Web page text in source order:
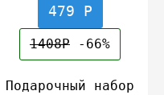
479 Р
1408Р -66%
Подарочный набор